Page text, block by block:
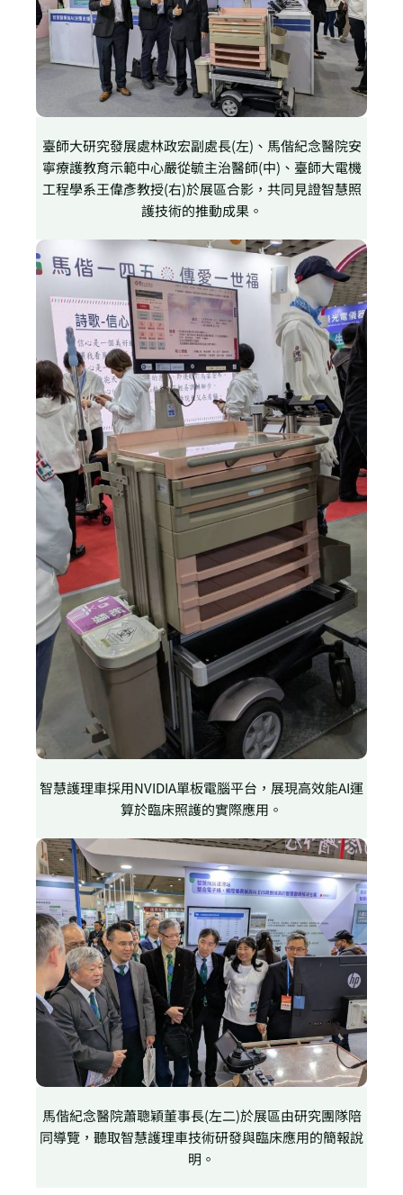
臺師大研究發展處林政宏副處長(左)、馬偕紀念醫院安
寧療護教育示範中心嚴從毓主治醫師(中)、臺師大電機
工程學系王偉彥教授(右)於展區合影，共同見證智慧照
護技術的推動成果。
智慧護理車採用NVIDIA單板電腦平台，展現高效能AI運
算於臨床照護的實際應用。
馬偕紀念醫院蕭聰穎董事長(左二)於展區由研究團隊陪
同導覽，聽取智慧護理車技術研發與臨床應用的簡報說
明。